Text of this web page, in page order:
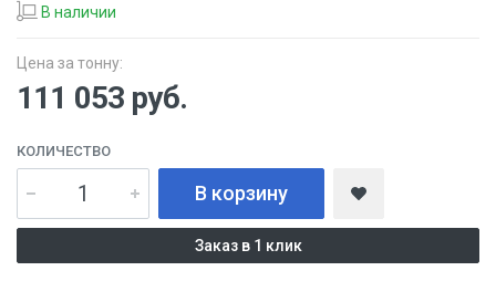
В наличии
Цена за тонну:
111 053 руб.
КОЛИЧЕСТВО
В корзину
Заказ в 1 клик